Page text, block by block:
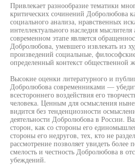
Привлекает разнообразие тематики
критических сочинений Добролюбова
социального анализа, нравственных
интеллектуального наследия
современном этапе является
Добролюбова, умевшего извлекать из
произведений социальные,
определенный контекст общественной
Высокие оценки литературного и
Добролюбова современниками —
всестороннего воздействия его
человека. Ценным для осмысления
видится без тенденциозности
деятельности Добролюбова в России.
сторон, как со стороны его
стороны его недругов, тех, кто не
рассмотрение позволяет увидеть
смелость и честность Добролюбова в
убеждений.